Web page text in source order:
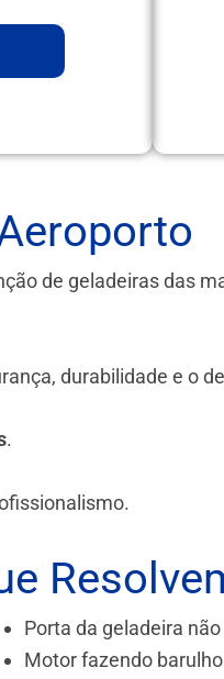
de geladeiras das
durabilidade e o
.
Porta da geladeira
Motor fazendo barulho